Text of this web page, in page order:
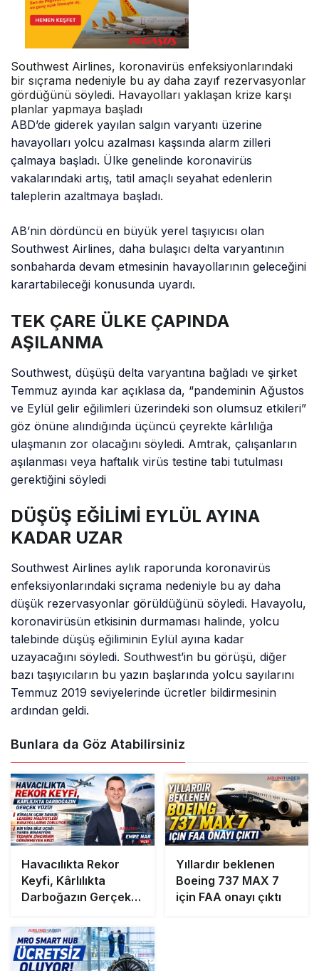
Southwest Airlines, koronavirüs enfeksiyonlarındaki
bir sıçrama nedeniyle bu ay daha zayıf rezervasyonlar
gördüğünü söyledi. Havayolları yaklaşan krize karşı
planlar yapmaya başladı
ABD’de giderek yayılan salgın varyantı üzerine
havayolları yolcu azalması kaşsında alarm zilleri
çalmaya başladı. Ülke genelinde koronavirüs
vakalarındaki artış, tatil amaçlı seyahat edenlerin
taleplerin azaltmaya başladı.
AB’nin dördüncü en büyük yerel taşıyıcısı olan
Southwest Airlines, daha bulaşıcı delta varyantının
sonbaharda devam etmesinin havayollarının geleceğini
karartabileceği konusunda uyardı.
TEK ÇARE ÜLKE ÇAPINDA
AŞILANMA
Southwest, düşüşü delta varyantına bağladı ve şirket
Temmuz ayında kar açıklasa da, “pandeminin Ağustos
ve Eylül gelir eğilimleri üzerindeki son olumsuz etkileri”
göz önüne alındığında üçüncü çeyrekte kârlılığa
ulaşmanın zor olacağını söyledi. Amtrak, çalışanların
aşılanması veya haftalık virüs testine tabi tutulması
gerektiğini söyledi
DÜŞÜŞ EĞİLİMİ EYLÜL AYINA
KADAR UZAR
Southwest Airlines aylık raporunda koronavirüs
enfeksiyonlarındaki sıçrama nedeniyle bu ay daha
düşük rezervasyonlar görüldüğünü söyledi. Havayolu,
koronavirüsün etkisinin durmaması halinde, yolcu
talebinde düşüş eğiliminin Eylül ayına kadar
uzayacağını söyledi. Southwest’in bu görüşü, diğer
bazı taşıyıcıların bu yazın başlarında yolcu sayılarını
Temmuz 2019 seviyelerinde ücretler bildirmesinin
ardından geldi.
Bunlara da Göz Atabilirsiniz
Havacılıkta Rekor
Keyfi, Kârlılıkta
Darboğazın Gerçek
Yıllardır beklenen
Boeing 737 MAX 7
için FAA onayı çıktı